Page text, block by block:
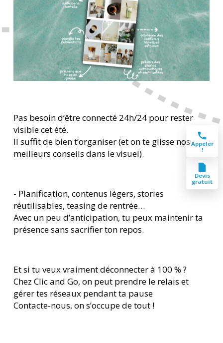
Pas besoin d’être connecté 24h/24 pour rester
visible cet été.
Il suffit de bien t’organiser (et on te glisse nos
meilleurs conseils dans le visuel).
- Planification, contenus légers, stories
réutilisables, teasing de rentrée…
Avec un peu d’anticipation, tu peux maintenir ta
présence sans sacrifier ton repos.
Et si tu veux vraiment déconnecter à 100 % ?
Chez Clic and Go, on peut prendre le relais et
gérer tes réseaux pendant ta pause
Contacte-nous, on s’occupe de tout !
Appeler
!
Devis
gratuit